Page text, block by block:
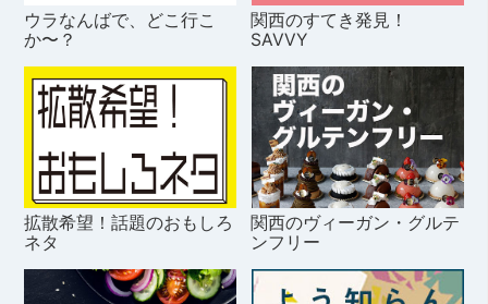
ウラなんばで、どこ行こ
か〜？
関西のすてき発見！
SAVVY
拡散希望！話題のおもしろ
ネタ
関西のヴィーガン・グルテ
ンフリー